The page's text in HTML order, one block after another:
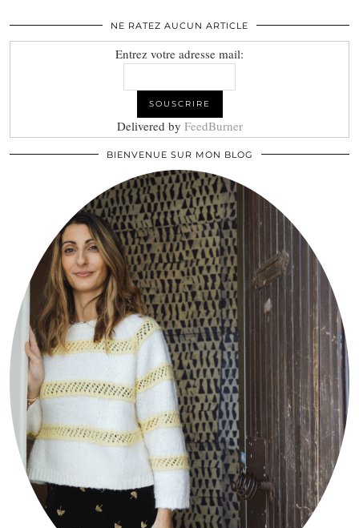
NE RATEZ AUCUN ARTICLE
Entrez votre adresse mail:
Delivered by FeedBurner
BIENVENUE SUR MON BLOG